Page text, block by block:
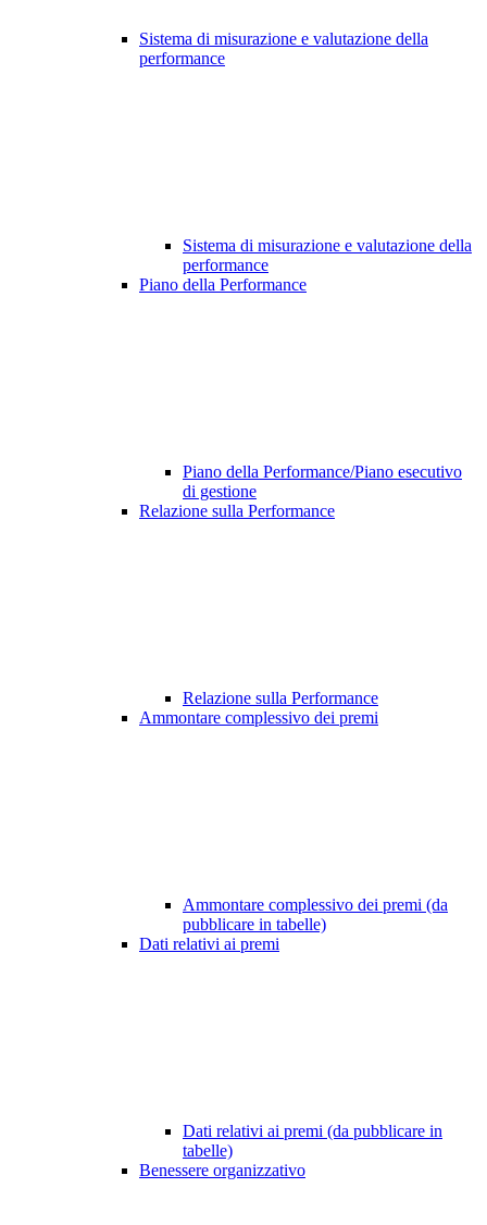
Sistema di misurazione e valutazione della
performance
Sistema di misurazione e valutazione della
performance
Piano della Performance
Piano della Performance/Piano esecutivo
di gestione
Relazione sulla Performance
Relazione sulla Performance
Ammontare complessivo dei premi
Ammontare complessivo dei premi (da
pubblicare in tabelle)
Dati relativi ai premi
Dati relativi ai premi (da pubblicare in
tabelle)
Benessere organizzativo